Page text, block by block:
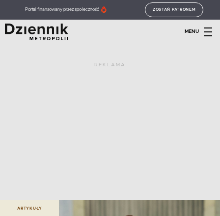
Portal finansowany przez społeczność ZOSTAŃ PATRONEM
MENU
REKLAMA
ARTYKUŁY